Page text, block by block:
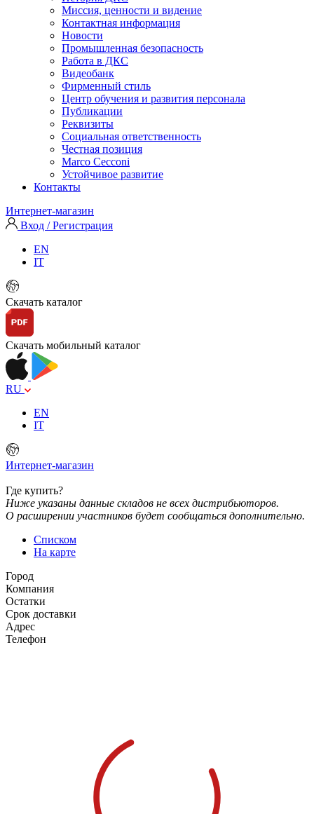
Миссия, ценности и видение
Контактная информация
Новости
Промышленная безопасность
Работа в ДКС
Видеобанк
Фирменный стиль
Центр обучения и развития персонала
Публикации
Реквизиты
Социальная ответственность
Честная позиция
Marco Cecconi
Устойчивое развитие
Контакты
Интернет-магазин
Вход / Регистрация
EN
IT
Скачать каталог
Скачать мобильный каталог
RU
EN
IT
Интернет-магазин
Где купить?
Ниже указаны данные складов не всех дистрибьюторов.
О расширении участников будет сообщаться дополнительно.
Списком
На карте
Город
Компания
Остатки
Срок доставки
Адрес
Телефон